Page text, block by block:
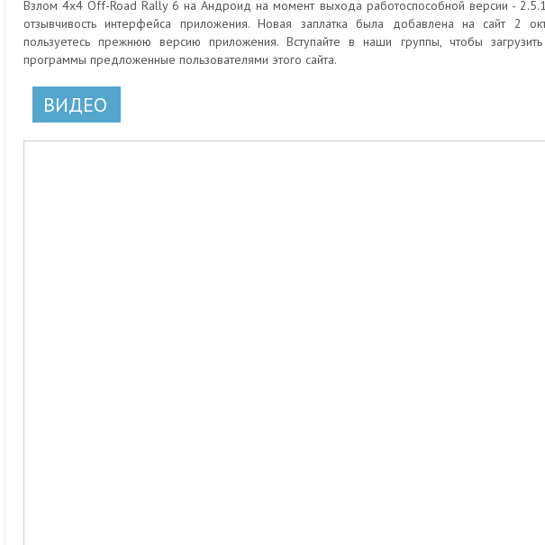
Взлом 4x4 Off-Road Rally 6 на Андроид на момент выхода работоспособной версии -
отзывчивость интерфейса приложения. Новая заплатка была добавлена на сайт 2
пользуетесь прежнюю версию приложения. Вступайте в наши группы, чтобы
программы предложенные пользователями этого сайта.
ВИДЕО